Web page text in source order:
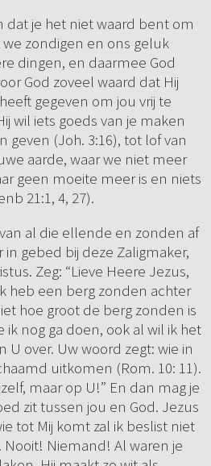
dat je het niet waard bent om
zondigen en ons geluk
dingen, en daarmee God
God zoveel waard dat Hij
gegeven om jou vrij te
wil iets goeds van je maken
geven (Joh. 3:16), tot lof van
aarde, waar we niet meer
geen moeite meer is en niets
21:1, 4, 27).
al die ellende en zonden af
gebed bij deze Zaligmaker,
Zeg: “Lieve Heere Jezus,
heb een berg zonden achter
hoe groot de berg zonden is
ik nog ga doen, ook al wil ik het
U over. Uw woord zegt: wie in
uitkomen (Rom. 10: 11).
maar op U!” En dan mag je
zit tussen jou en God. Jezus
tot Mij komt zal ik beslist niet
Nooit! Niemand! Al waren je